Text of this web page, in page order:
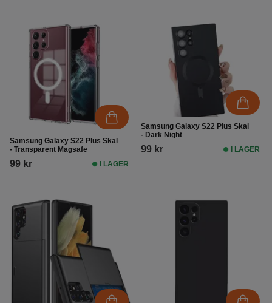
Samsung Galaxy S22 Plus Skal
- Transparent Magsafe
99 kr I LAGER
Samsung Galaxy S22 Plus Skal
- Dark Night
99 kr I LAGER